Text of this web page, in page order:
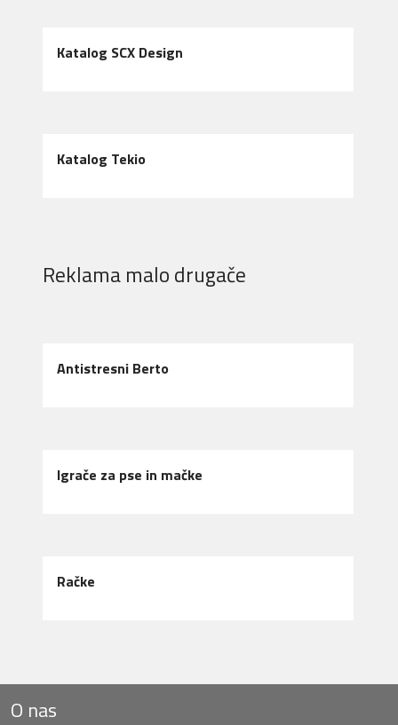
Katalog SCX Design
Katalog Tekio
Reklama malo drugače
Antistresni Berto
Igrače za pse in mačke
Račke
O nas